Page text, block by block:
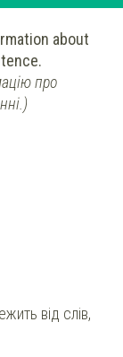
about
про
від слів,